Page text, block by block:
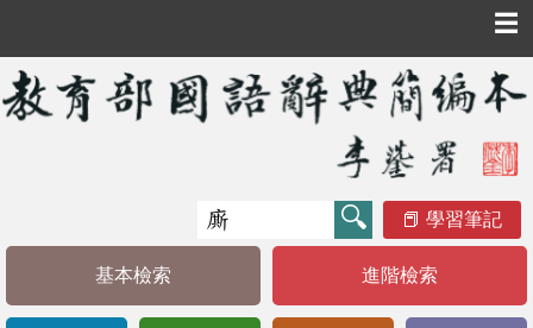
☰
學習筆記
基本檢索 進階檢索